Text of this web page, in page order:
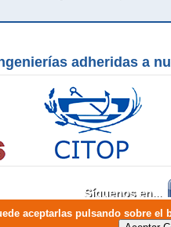
aceptarlas pulsando sobre
adheridas a
Síguenos en...